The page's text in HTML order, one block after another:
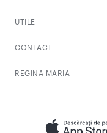
UTILE
CONTACT
REGINA MARIA